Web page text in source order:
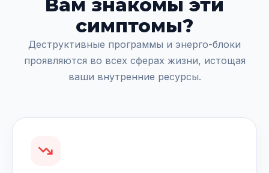
Вам знакомы эти
симптомы?
Деструктивные программы и энерго-блоки
проявляются во всех сферах жизни, истощая
ваши внутренние ресурсы.